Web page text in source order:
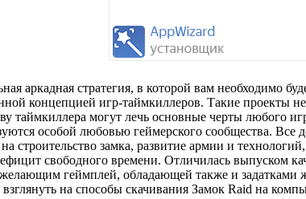
аркадная стратегия, в которой вам
концепцией игр-таймкиллеров. Такие
таймкиллера могут лечь основные черты любого
особой любовью геймерского сообщества. Все
строительство замка, развитие армии и
свободного времени. Отличилась выпуском
геймплей, обладающей также и задатками
взглянуть на способы скачивания Замок Raid на